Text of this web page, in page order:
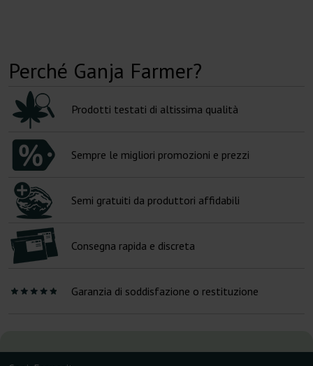
Perché Ganja Farmer?
Prodotti testati di altissima qualità
Sempre le migliori promozioni e prezzi
Semi gratuiti da produttori affidabili
Consegna rapida e discreta
Garanzia di soddisfazione o restituzione